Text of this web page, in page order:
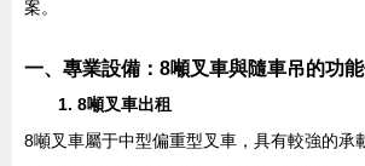
案。
一、專業設備：8噸叉車與隨車吊的功
1. 8噸叉車出租
8噸叉車屬于中型偏重型叉車，具有較強的承